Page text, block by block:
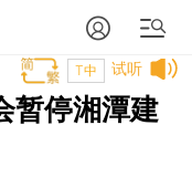
试听
T中
暂停湘潭建